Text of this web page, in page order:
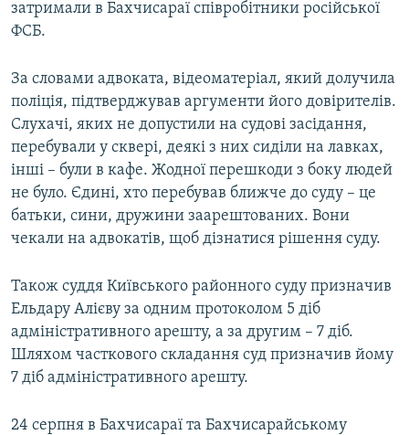
Усі сайти RFE/RL
затримали в Бахчисараї співробітники російської
ФСБ.
За словами адвоката, відеоматеріал, який долучила
поліція, підтверджував аргументи його довірителів.
Слухачі, яких не допустили на судові засідання,
перебували у сквері, деякі з них сиділи на лавках,
інші – були в кафе. Жодної перешкоди з боку людей
не було. Єдині, хто перебував ближче до суду – це
батьки, сини, дружини заарештованих. Вони
чекали на адвокатів, щоб дізнатися рішення суду.
Також суддя Київського районного суду призначив
Ельдару Алієву за одним протоколом 5 діб
адміністративного арешту, а за другим – 7 діб.
Шляхом часткового складання суд призначив йому
7 діб адміністративного арешту.
24 серпня в Бахчисараї та Бахчисарайському